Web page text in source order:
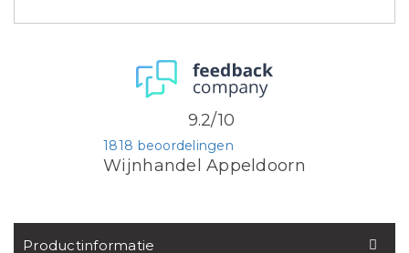
Wijnhandel Appeldoorn
1818 beoordelingen
9.2/10
Productinformatie